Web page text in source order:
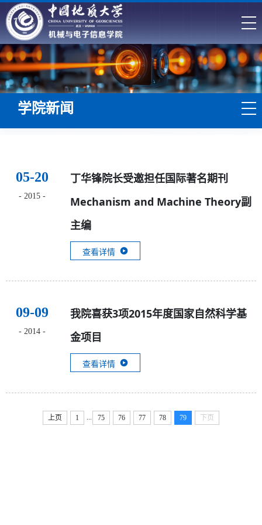
学院新闻
05-20
- 2015 -
丁华锋院长受邀担任国际著名期刊
Mechanism and Machine Theory副
主编
查看详情
09-09
- 2014 -
我院喜获3项2015年度国家自然科学基
金项目
查看详情
上页 1 75 76 77 78 79 下页